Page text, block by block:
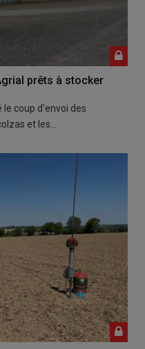
prêts à stocker
le coup d’envoi des
et les…